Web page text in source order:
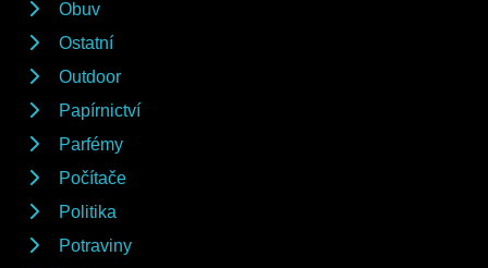
Obuv
Ostatní
Outdoor
Papírnictví
Parfémy
Počítače
Politika
Potraviny